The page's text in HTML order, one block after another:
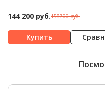
144 200 руб.158700 руб.